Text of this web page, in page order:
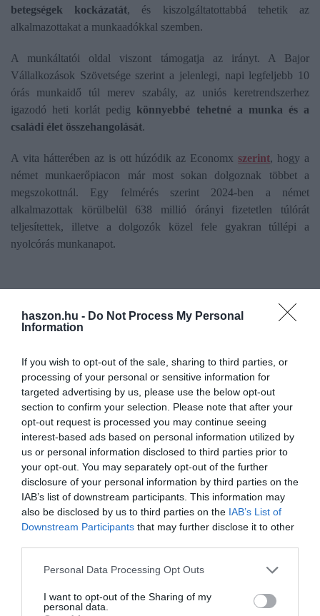
haszon.hu - Do Not Process My Personal
Information
If you wish to opt-out of the sale, sharing to third parties, or
processing of your personal or sensitive information for
targeted advertising by us, please use the below opt-out
section to confirm your selection. Please note that after your
opt-out request is processed you may continue seeing
interest-based ads based on personal information utilized by
us or personal information disclosed to third parties prior to
your opt-out. You may separately opt-out of the further
disclosure of your personal information by third parties on the
IAB’s list of downstream participants. This information may
also be disclosed by us to third parties on the IAB’s List of
Downstream Participants that may further disclose it to other
Please note that this website/app uses one or more Google
not limited to your visit or usage behaviour. You may click to
grant or deny consent to Google and its third-party tags to
Personal Data Processing Opt Outs
I want to opt-out of the Sharing of my
personal data.
betegségek kockázatát, és kiszolgáltatottabbá tehetik az
alkalmazottakat a munkaadókkal szemben.
A munkáltatói oldal viszont támogatja az irányt. A Bajor
Vállalkozások Szövetsége szerint a jelenlegi, napi legfeljebb 10
órás munkaidő túl merev szabály, az uniós keretrendszerhez
igazodó heti korlát pedig könnyebbé tehetné a munka és a
családi élet összehangolását.
A vita hátterében az is ott húzódik az Economxszerint, hogy a
német munkaerőpiacon már most sokan dolgoznak többet a
megszokottnál. Egy felmérés szerint 2024-ben a német
alkalmazottak körülbelül 638 millió órányi fizetetlen túlórát
teljesítettek, illetve a dolgozók közel fele gyakran túllépi a
nyolcórás munkanapot.
Olvasd el ezt is!
Németország
Napi 60 baleset, ezek a legveszélyesebb hazai
munkahelyek
Döntöttek a dolgozók: ezek a legvonzóbb
munkáltatók Magyarországon
németország munkaidő reform munkarend
munka